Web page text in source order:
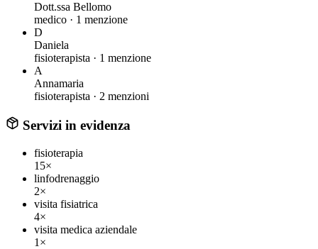
Dott.ssa Bellomo
medico · 1 menzione
D
Daniela
fisioterapista · 1 menzione
A
Annamaria
fisioterapista · 2 menzioni
Servizi in evidenza
fisioterapia
15×
linfodrenaggio
2×
visita fisiatrica
4×
visita medica aziendale
1×